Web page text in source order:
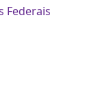
Federais